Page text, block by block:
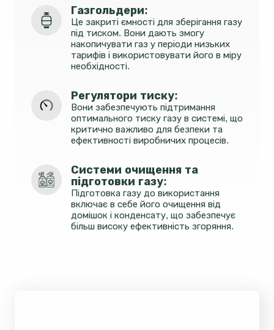
Газгольдери:
Це закриті ємності для зберігання газу
під тиском. Вони дають змогу
накопичувати газ у періоди низьких
тарифів і використовувати його в міру
необхідності.
Регулятори тиску:
Вони забезпечують підтримання
оптимального тиску газу в системі, що
критично важливо для безпеки та
ефективності виробничих процесів.
Системи очищення та
підготовки газу:
Підготовка газу до використання
включає в себе його очищення від
домішок і конденсату, що забезпечує
більш високу ефективність згоряння.